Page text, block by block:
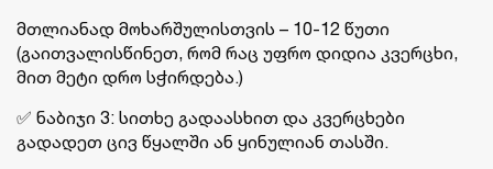
მთლიანად მოხარშულისთვის – 10-12 წუთი
(გაითვალისწინეთ, რომ რაც უფრო დიდია კვერცხი,
მით მეტი დრო სჭირდება.)
✅ ნაბიჯი 3: სითხე გადაასხით და კვერცხები
გადადეთ ცივ წყალში ან ყინულიან თასში.